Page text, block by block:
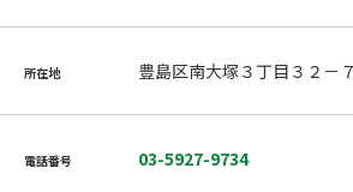
所在地 豊島区南大塚３丁目３２－
電話番号 03-5927-9734